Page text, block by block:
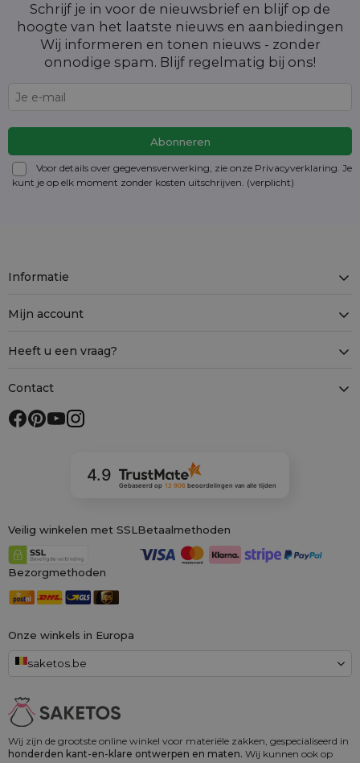
Schrijf je in voor de nieuwsbrief en blijf op de
hoogte van het laatste nieuws en aanbiedingen
Wij informeren en tonen nieuws - zonder
onnodige spam. Blijf regelmatig bij ons!
Voor details over gegevensverwerking, zie onze Privacyverklaring. Je
kunt je op elk moment zonder kosten uitschrijven . (verplicht)
Wij zijn de grootste online winkel voor materiële zakken, gespecialiseerd in
honderden kant-en-klare ontwerpen en maten. Wij kunnen ook op
Onze winkels in Europa
saketos.be
Informatie
Mijn account
Heeft u een vraag?
Contact
4.9
Gebaseerd op 12 906 beoordelingenvan alle tijden
Veilig winkelen met SSL Betaalmethoden
Bezorgmethoden